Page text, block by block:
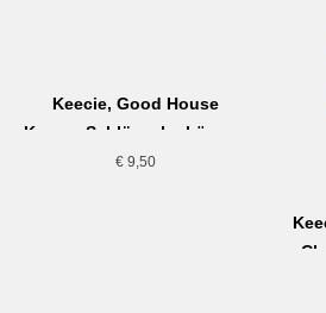
Keecie, Good House
Keeper Schlüsselanhänger,
gold
€9,50